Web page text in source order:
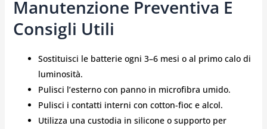
Manutenzione Preventiva E
Consigli Utili
Sostituisci le batterie ogni 3–6 mesi o al primo calo di
luminosità.
Pulisci l’esterno con panno in microfibra umido.
Pulisci i contatti interni con cotton-fioc e alcol.
Utilizza una custodia in silicone o supporto per